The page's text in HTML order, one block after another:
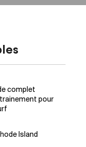
complet
pour
Island